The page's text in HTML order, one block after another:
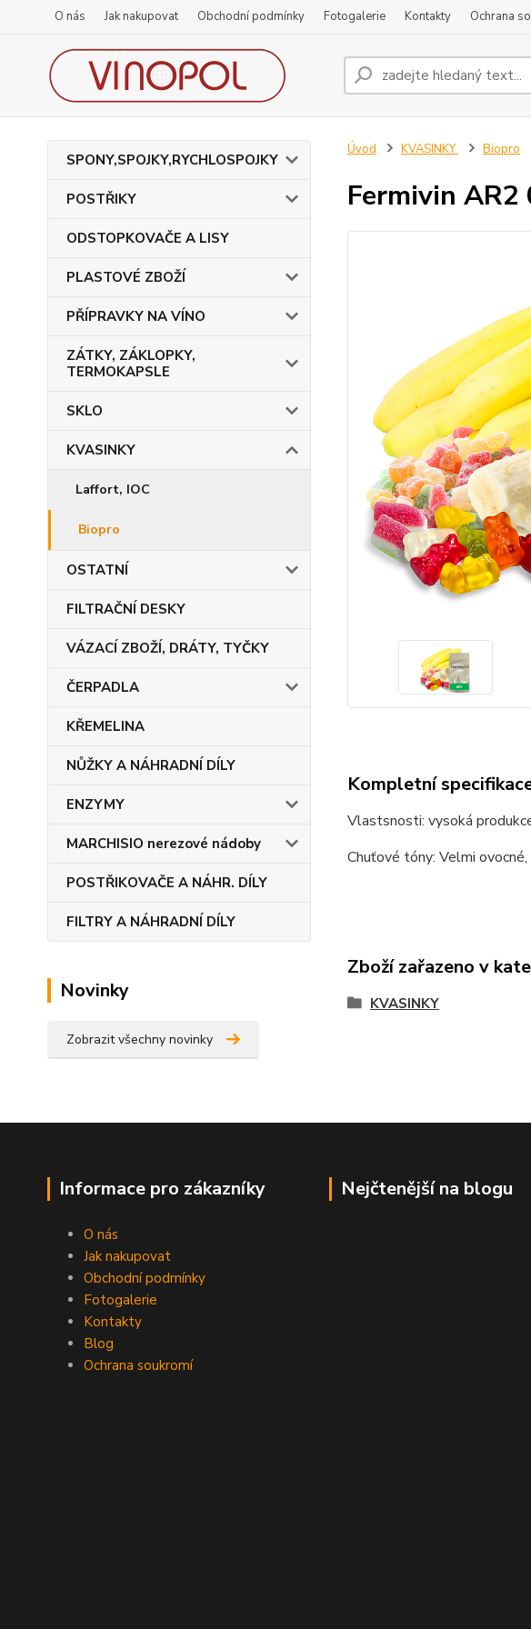
O nás Jak nakupovat Obchodní podmínky Fotogalerie Kontakty Ochrana
SPONY,SPOJKY,RYCHLOSPOJKY
POSTŘIKY
ODSTOPKOVAČE A LISY
PLASTOVÉ ZBOŽÍ
PŘÍPRAVKY NA VÍNO
ZÁTKY, ZÁKLOPKY,
TERMOKAPSLE
SKLO
KVASINKY
Laffort, IOC
Biopro
OSTATNÍ
FILTRAČNÍ DESKY
VÁZACÍ ZBOŽÍ, DRÁTY, TYČKY
ČERPADLA
KŘEMELINA
NŮŽKY A NÁHRADNÍ DÍLY
ENZYMY
MARCHISIO nerezové nádoby
POSTŘIKOVAČE A NÁHR. DÍLY
FILTRY A NÁHRADNÍ DÍLY
Novinky
Zobrazit všechny novinky
Úvod KVASINKY Biopro
Fermivin AR2
Kompletní
Vlastsnosti: vysoká
Chuťové tóny: Velmi ovocné,
Zboží zařazeno v
KVASINKY
Informace pro zákazníky
O nás
Jak nakupovat
Obchodní podmínky
Fotogalerie
Kontakty
Blog
Ochrana soukromí
Nejčtenější na blogu